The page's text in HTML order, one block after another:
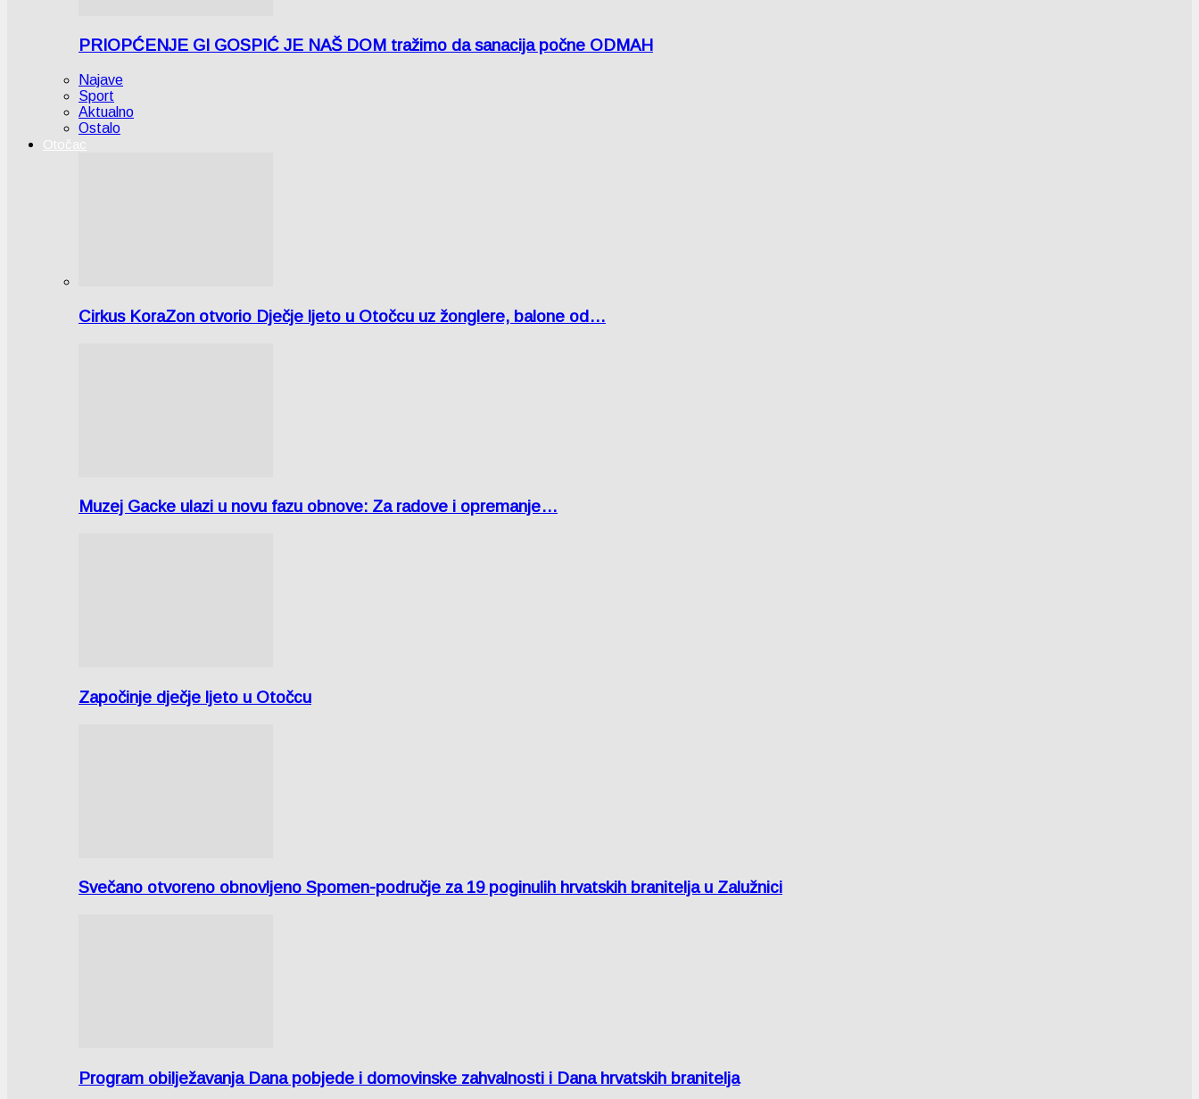
PRIOPĆENJE GI GOSPIĆ JE NAŠ DOM tražimo da sanacija počne ODMAH
Najave
Sport
Aktualno
Ostalo
Otočac
Cirkus KoraZon otvorio Dječje ljeto u Otočcu uz žonglere, balone od…
Muzej Gacke ulazi u novu fazu obnove: Za radove i opremanje…
Započinje dječje ljeto u Otočcu
Svečano otvoreno obnovljeno Spomen-područje za 19 poginulih hrvatskih branitelja u Zalužnici
Program obilježavanja Dana pobjede i domovinske zahvalnosti i Dana hrvatskih branitelja